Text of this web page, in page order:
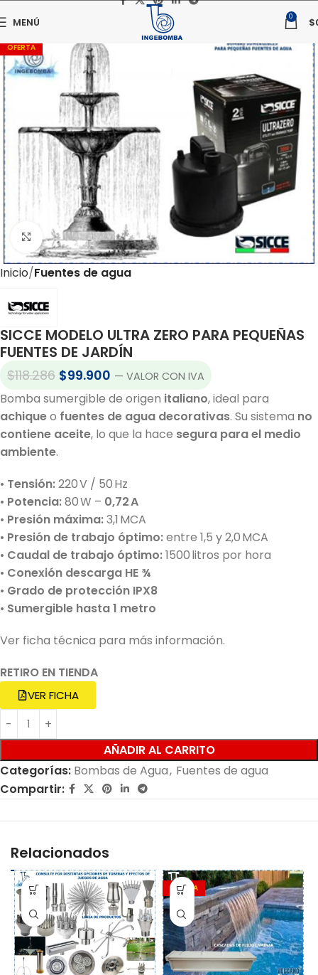
MENÚ 0 $
OFERTA
Haga clic para ampliar
Inicio Fuentes de agua
SICCE MODELO ULTRA ZERO PARA PEQUEÑAS
FUENTES DE JARDÍN
$118.286 $99.900 — VALOR CON IVA
Bomba sumergible de origen italiano, ideal para
achiqueo fuentes de agua decorativas. Su sistema no
contiene aceite, lo que la hace segura para el medio
ambiente.
• Tensión:220 V / 50 Hz
• Potencia:80 W – 0,72 A
• Presión máxima:3,1 MCA
• Presión de trabajo óptimo:entre 1,5 y 2,0 MCA
• Caudal de trabajo óptimo:1500 litros por hora
• Conexión descarga HE ¾
• Grado de protección IPX8
• Sumergible hasta 1 metro
Ver ficha técnica para más información.
RETIRO EN TIENDA
VER FICHA
AÑADIR AL CARRITO
Categorías: Bombas de Agua, Fuentes de agua
Compartir:
Relacionados
OFERTA